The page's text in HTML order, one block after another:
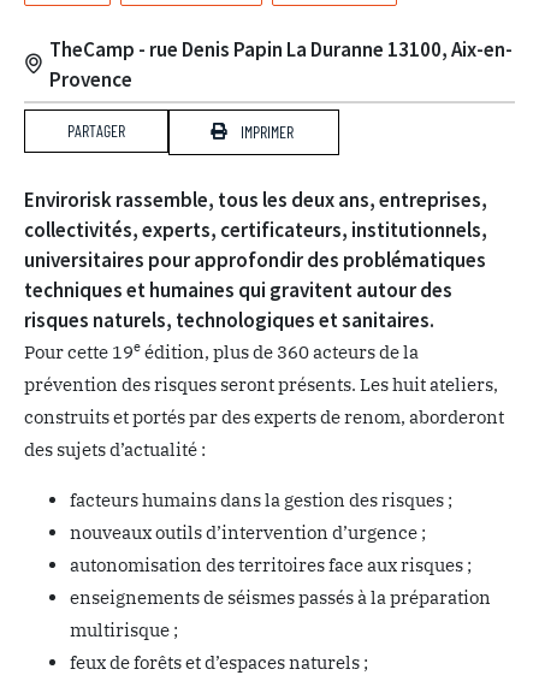
TheCamp - rue Denis Papin La Duranne 13100, Aix-en-
Provence
PARTAGER IMPRIMER
Envirorisk rassemble, tous les deux ans, entreprises,
collectivités, experts, certificateurs, institutionnels,
universitaires pour approfondir des problématiques
techniques et humaines qui gravitent autour des
risques naturels, technologiques et sanitaires.
Pour cette 19e édition, plus de 360 acteurs de la
prévention des risques seront présents. Les huit ateliers,
construits et portés par des experts de renom, aborderont
des sujets d’actualité :
facteurs humains dans la gestion des risques ;
nouveaux outils d’intervention d’urgence ;
autonomisation des territoires face aux risques ;
enseignements de séismes passés à la préparation
multirisque ;
feux de forêts et d’espaces naturels ;